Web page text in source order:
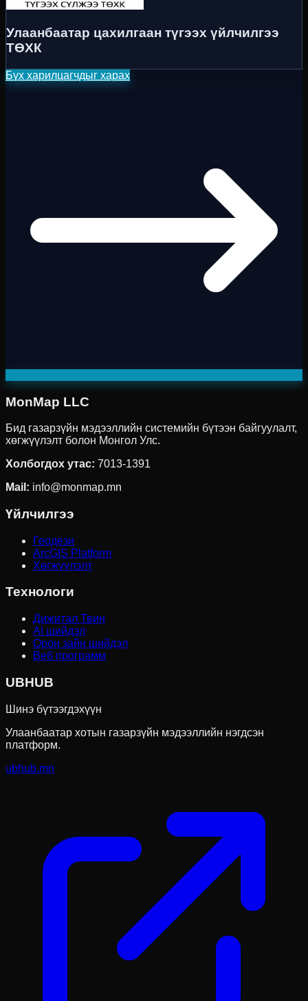
Улаанбаатар цахилгаан түгээх үйлчилгээ
ТӨХК
Бүх харилцагчдыг харах
MonMap LLC
Бид газарзүйн мэдээллийн системийн бүтээн байгуулалт,
хөгжүүлэлт болон Монгол Улс.
Холбогдох утас: 7013-1391
Mail: info@monmap.mn
Үйлчилгээ
Геодези
ArcGIS Platform
Хөгжүүлэлт
Технологи
Дижитал Твин
AI шийдэл
Орон зайн шийдэл
Веб программ
UBHUB
Шинэ бүтээгдэхүүн
Улаанбаатар хотын газарзүйн мэдээллийн нэгдсэн
платформ.
ubhub.mn